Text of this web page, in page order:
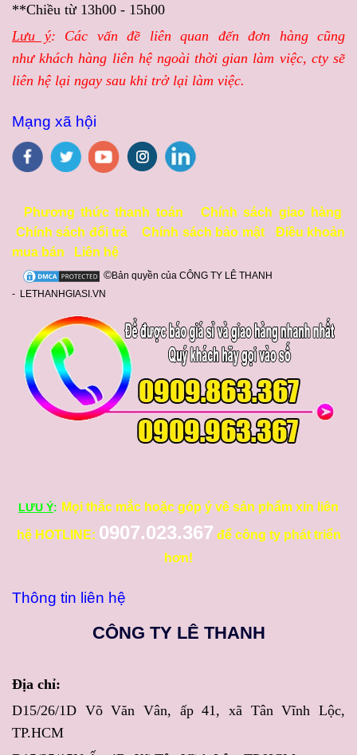
**Chiều từ 13h00 - 15h00
Lưu ý: Các vấn đề liên quan đến đơn hàng cũng
như khách hàng liên hệ ngoài thời gian làm việc, cty sẽ
liên hệ lại ngay sau khi trở lại làm việc.
Mạng xã hội
Phương thức thanh toán
Chính sách giao hàng
Chính sách đổi trả
Chính sách bảo mật
Điều khoản
mua bán
Liên hệ
©Bản quyền của CÔNG TY LÊ THANH
- LETHANHGIASI.VN
LƯU Ý: Mọi thắc mắc hoặc góp ý về sản phẩm xin liên
hệ HOTLINE: 0907.023.367 để công ty phát triển
hơn!
Thông tin liên hệ
CÔNG TY LÊ THANH
Địa chỉ:
D15/26/1D Võ Văn Vân, ấp 41, xã Tân Vĩnh Lộc,
TP.HCM